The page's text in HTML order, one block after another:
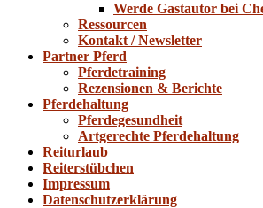
Werde Gastautor bei
Ressourcen
Kontakt / Newsletter
Partner Pferd
Pferdetraining
Rezensionen & Berichte
Pferdehaltung
Pferdegesundheit
Artgerechte Pferdehaltung
Reiturlaub
Reiterstübchen
Impressum
Datenschutzerklärung